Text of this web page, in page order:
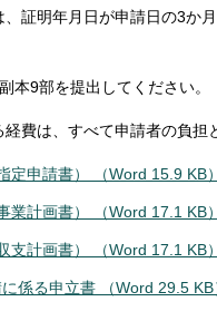
証明年月日が申請日の3か
本9部を提出してください。
費は、すべて申請者の負担
定申請書） （Word 15.9 KB）
業計画書） （Word 17.1 KB）
支計画書） （Word 17.1 KB）
係る申立書 （Word 29.5 KB